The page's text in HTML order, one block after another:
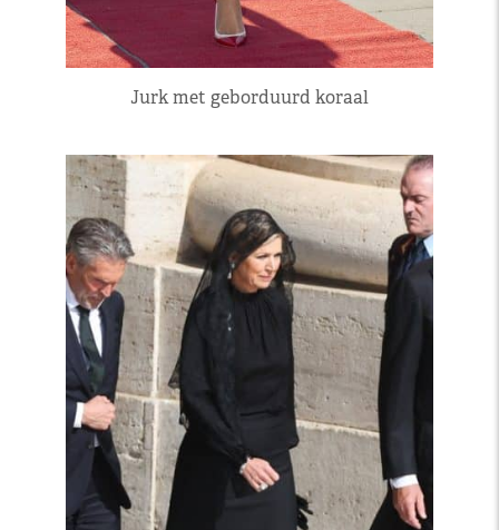
Jurk met geborduurd koraal